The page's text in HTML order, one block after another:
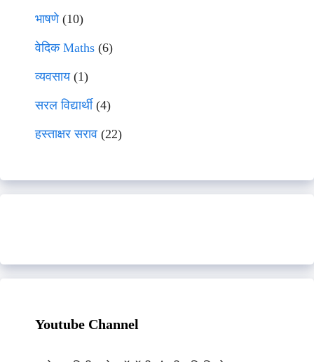
भाषणे(10)
वेदिक Maths (6)
व्यवसाय(1)
सरल विद्यार्थी(4)
हस्ताक्षर सराव (22)
Youtube Channel